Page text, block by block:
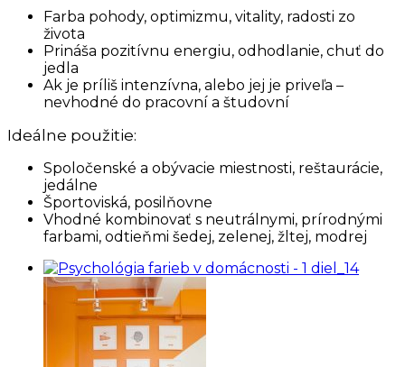
Farba pohody, optimizmu, vitality, radosti zo
života
Prináša pozitívnu energiu, odhodlanie, chuť do
jedla
Ak je príliš intenzívna, alebo jej je priveľa –
nevhodné do pracovní a študovní
Ideálne použitie:
Spoločenské a obývacie miestnosti, reštaurácie,
jedálne
Športoviská, posilňovne
Vhodné kombinovať s neutrálnymi, prírodnými
farbami, odtieňmi šedej, zelenej, žltej, modrej